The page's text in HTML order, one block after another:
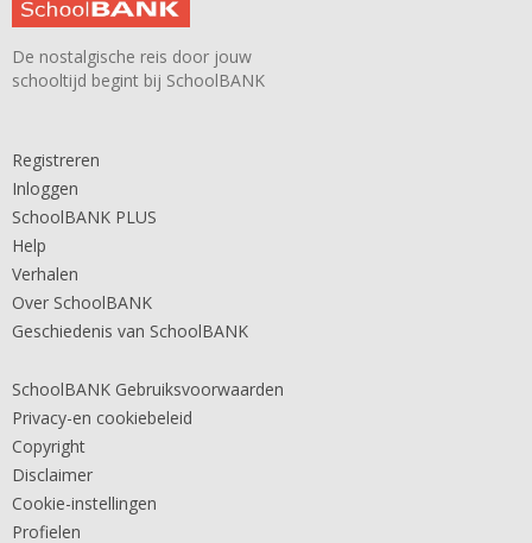
De nostalgische reis door jouw
schooltijd begint bij SchoolBANK
Registreren
Inloggen
SchoolBANK PLUS
Help
Verhalen
Over SchoolBANK
Geschiedenis van SchoolBANK
SchoolBANK Gebruiksvoorwaarden
Privacy-en cookiebeleid
Copyright
Disclaimer
Cookie-instellingen
Profielen